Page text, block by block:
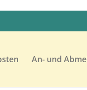
An- und